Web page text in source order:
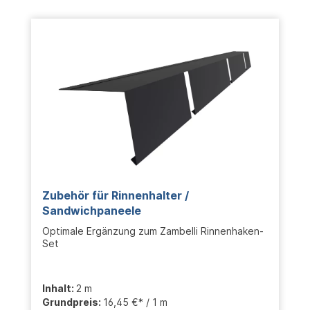
Zubehör für Rinnenhalter /
Sandwichpaneele
Optimale Ergänzung zum Zambelli Rinnenhaken-
Set
Inhalt: 2 m
Grundpreis: 16,45 €* / 1 m